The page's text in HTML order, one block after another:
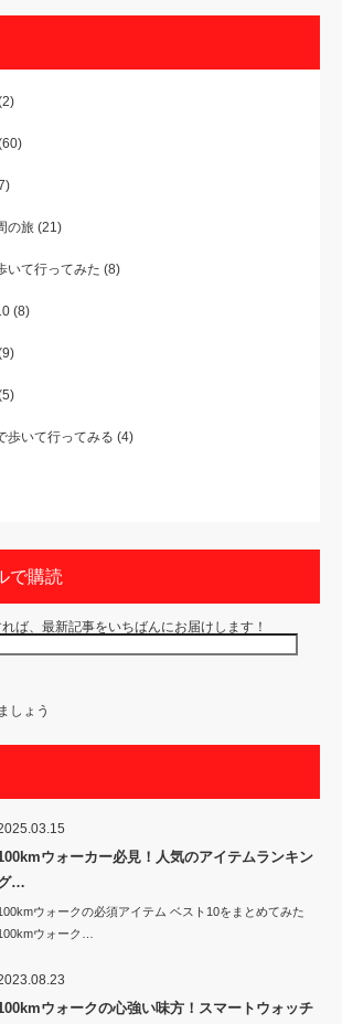
の旅 (21)
いて行ってみた (8)
(8)
歩いて行ってみる (4)
で購読
ば、最新記事をいちばんにお届けします！
しょう
ウォーカー必見！人気のアイテムランキン
…
ウォークの必須アイテム ベスト10をまとめてみた
ウォーク…
ウォークの心強い味方！スマートウォッチ